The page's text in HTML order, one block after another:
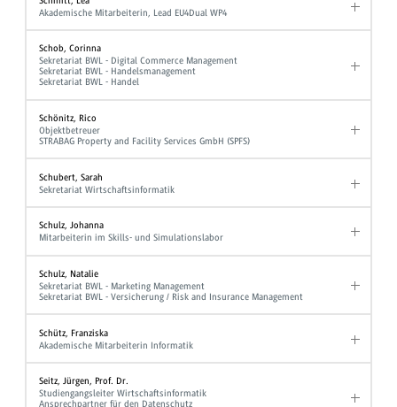
Akademische Mitarbeiterin, Lead EU4Dual WP4
Schob, Corinna
Sekretariat BWL - Digital Commerce Management
Sekretariat BWL - Handelsmanagement
Sekretariat BWL - Handel
Schönitz, Rico
Objektbetreuer
STRABAG Property and Facility Services GmbH (SPFS)
Schubert, Sarah
Sekretariat Wirtschaftsinformatik
Schulz, Johanna
Mitarbeiterin im Skills- und Simulationslabor
Schulz, Natalie
Sekretariat BWL - Marketing Management
Sekretariat BWL - Versicherung / Risk and Insurance Management
Schütz, Franziska
Akademische Mitarbeiterin Informatik
Seitz, Jürgen, Prof. Dr.
Studiengangsleiter Wirtschaftsinformatik
Ansprechpartner für den Datenschutz